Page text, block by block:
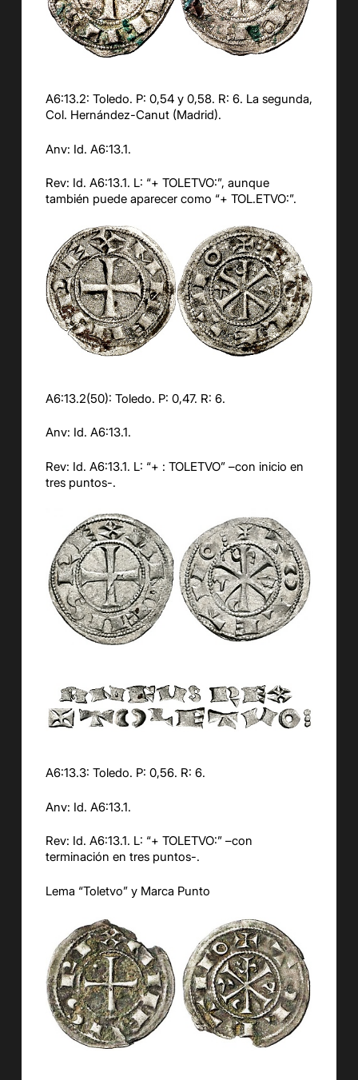
A6:13.2: Toledo. P: 0,54 y 0,58. R: 6. La segunda,
Col. Hernández-Canut (Madrid).
Anv: Id. A6:13.1.
Rev: Id. A6:13.1. L: “+ TOLETVO:”, aunque
también puede aparecer como “+ TOL.ETVO:”.
A6:13.2(50): Toledo. P: 0,47. R: 6.
Anv: Id. A6:13.1.
Rev: Id. A6:13.1. L: “+ : TOLETVO” –con inicio en
tres puntos-.
A6:13.3: Toledo. P: 0,56. R: 6.
Anv: Id. A6:13.1.
Rev: Id. A6:13.1. L: “+ TOLETVO:” –con
terminación en tres puntos-.
Lema “Toletvo” y Marca Punto